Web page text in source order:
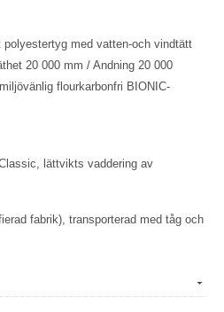
med vatten-och vindtätt
20 000 mm / Andning 20 000
flourkarbonfri BIONIC-
lättvikts vaddering av
fabrik), transporterad med tåg och